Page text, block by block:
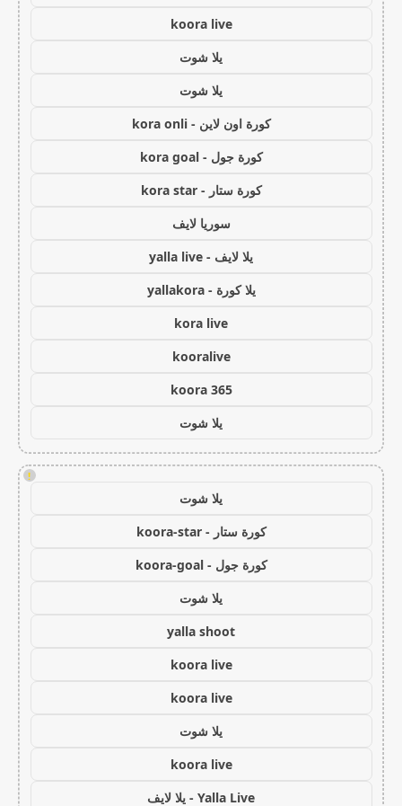
koora live
يلا شوت
يلا شوت
كورة اون لاين - kora onli
كورة جول - kora goal
كورة ستار - kora star
سوريا لايف
يلا لايف - yalla live
يلا كورة - yallakora
kora live
kooralive
koora 365
يلا شوت
!
يلا شوت
كورة ستار - koora-star
كورة جول - koora-goal
يلا شوت
yalla shoot
koora live
koora live
يلا شوت
koora live
Yalla Live - يلا لايف